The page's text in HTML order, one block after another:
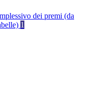
dei premi (da
1